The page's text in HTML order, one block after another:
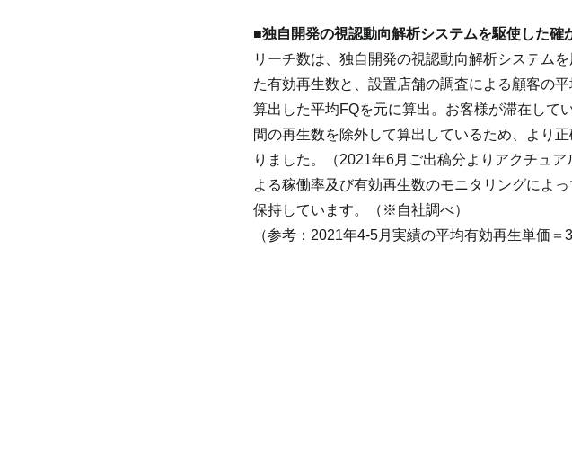
■独自開発の視認動向解析システムを駆使した確
リーチ数は、独自開発の視認動向解析システム
た有効再生数と、設置店舗の調査による顧客の
算出した平均FQを元に算出。お客様が滞在して
間の再生数を除外して算出しているため、より
りました。（2021年6月ご出稿分よりアクチュ
よる稼働率及び有効再生数のモニタリングによ
保持しています。（※自社調べ）
（参考：2021年4-5月実績の平均有効再生単価